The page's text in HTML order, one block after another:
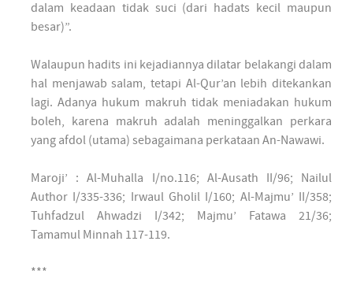
dalam keadaan tidak suci (dari hadats kecil maupun
besar)”.
Walaupun hadits ini kejadiannya dilatar belakangi dalam
hal menjawab salam, tetapi Al-Qur’an lebih ditekankan
lagi. Adanya hukum makruh tidak meniadakan hukum
boleh, karena makruh adalah meninggalkan perkara
yang afdol (utama) sebagaimana perkataan An-Nawawi.
Maroji’ : Al-Muhalla I/no.116; Al-Ausath II/96; Nailul
Author I/335-336; Irwaul Gholil I/160; Al-Majmu’ II/358;
Tuhfadzul Ahwadzi I/342; Majmu’ Fatawa 21/36;
Tamamul Minnah 117-119.
***